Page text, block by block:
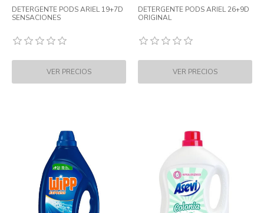
DETERGENTE PODS ARIEL 19+7D
SENSACIONES
DETERGENTE PODS ARIEL 26+9D
ORIGINAL